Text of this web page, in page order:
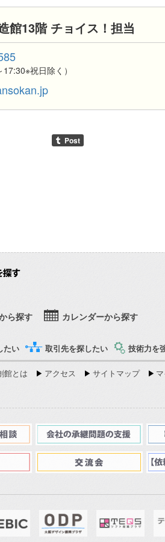
館13階 チョイス！担当
17:30※祝日除く）
ら探す カレンダーから探す
たい 取引先を探したい 技術力を
館とは アクセス サイトマップ